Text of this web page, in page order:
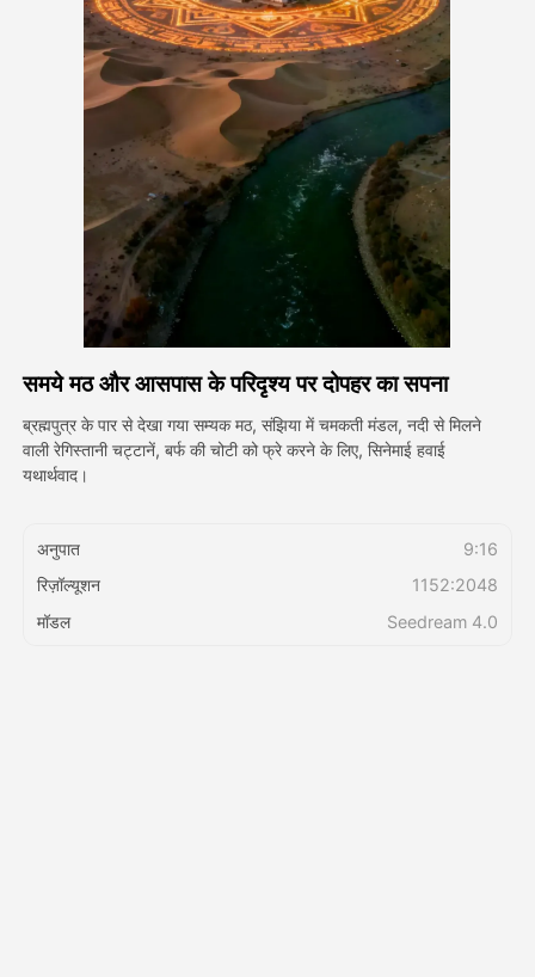
अवतार वीडियो
एआई वीडियो
एआई फोटो
अन्य उपकरण
सभी टेम्पलेट देखें
गैलरी
मूल्य
समये मठ और आसपास के परिदृश्य पर दोपहर का सपना
ब्रह्मपुत्र के पार से देखा गया सम्यक मठ, संझिया में चमकती मंडल, नदी से मिलने
वाली रेगिस्तानी चट्टानें, बर्फ की चोटी को फ्रे करने के लिए, सिनेमाई हवाई
यथार्थवाद।
अनुपात
9:16
रिज़ॉल्यूशन
1152:2048
मॉडल
Seedream 4.0